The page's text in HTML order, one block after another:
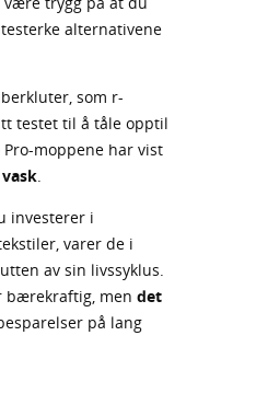
alternativene
som r-
testet til å tåle opptil
Pro-moppene har vist
vask
investerer i
varer de i
av sin livssyklus.
bærekraftig, men det
på lang